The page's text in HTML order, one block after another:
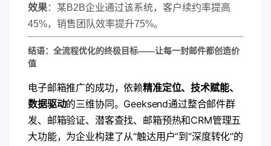
​效果​​：某B2B企业通过该系统，客户续约率提高
45%，销售团队效率提升75%。
​结语：全流程优化的终极目标——让每一封邮件都创造价
值​
电子邮箱推广的成功，依赖​​精准定位、技术赋能、
数据驱动​​的三维协同。Geeksend通过整合邮件群
发、邮箱验证、潜客查找、邮箱预热和CRM管理五
大功能，为企业构建了从“触达用户”到“深度转化”的